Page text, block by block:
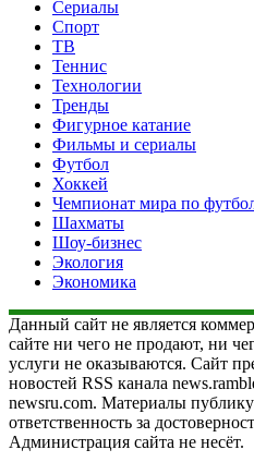
Сериалы
Спорт
ТВ
Теннис
Технологии
Тренды
Фигурное катание
Фильмы и сериалы
Футбол
Хоккей
Чемпионат мира по
Шахматы
Шоу-бизнес
Экология
Экономика
Данный сайт не является
сайте ни чего не продают, ни
услуги не оказываются. Сайт
новостей RSS канала
newsru.com. Материалы
ответственность за
Администрация сайта не несёт.